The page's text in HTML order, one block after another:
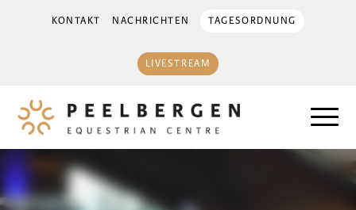
KONTAKT NACHRICHTEN TAGESORDNUNG
LIVESTREAM